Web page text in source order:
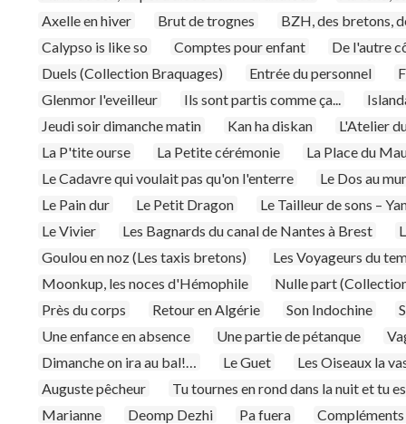
Axelle en hiver
Brut de trognes
BZH, des bretons,
Calypso is like so
Comptes pour enfant
De l'autre
Duels (Collection Braquages)
Entrée du personnel
Glenmor l'eveilleur
Ils sont partis comme ça...
Jeudi soir dimanche matin
Kan ha diskan
L'Atelier
La P'tite ourse
La Petite cérémonie
La Place du
Le Cadavre qui voulait pas qu'on l'enterre
Le Dos au mur
Le Pain dur
Le Petit Dragon
Le Tailleur de sons –
Le Vivier
Les Bagnards du canal de Nantes à Brest
Goulou en noz (Les taxis bretons)
Les Voyageurs du
Moonkup, les noces d'Hémophile
Nulle part
Près du corps
Retour en Algérie Son Indochine
Une enfance en absence
Une partie de pétanque
Dimanche on ira au bal!…
Le Guet
Les Oiseaux la
Auguste pêcheur
Tu tournes en rond dans la nuit et tu
Marianne
Deomp Dezhi Pa fuera